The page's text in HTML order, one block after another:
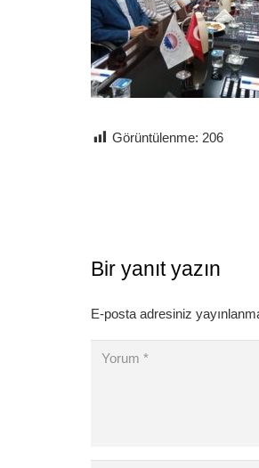
Görüntülenme: 206
Bir yanıt yazın
E-posta adresiniz